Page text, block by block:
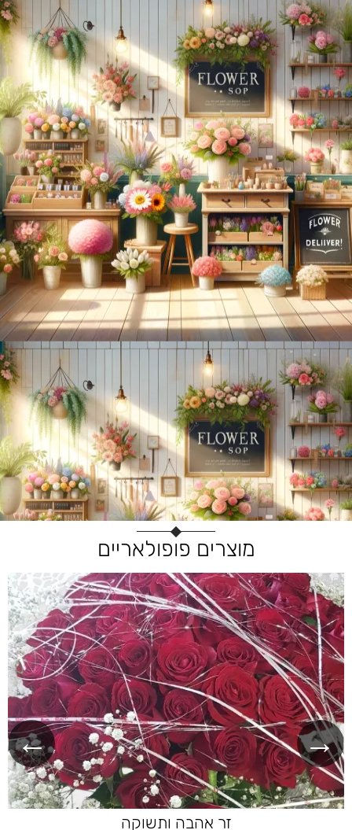
מוצרים פופולאריים
קרוסלת מוצרים, השתמשו בחיצים לניווט
זר אהבה ותשוקה